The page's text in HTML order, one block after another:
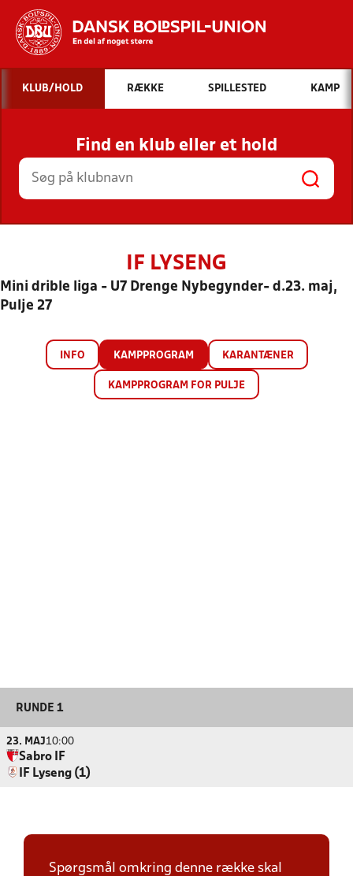
Hvad vil du søge efter?
INDHOLD OG NYHEDER
STILLINGER, RESULTATER, KLUBBER OG
HOLD
KLUB/HOLD RÆKKE SPILLESTED KAMP
Find en klub eller et hold
IF LYSENG
Mini drible liga - U7 Drenge Nybegynder- d.23. maj,
Pulje 27
INFO KAMPPROGRAM KARANTÆNER
KAMPPROGRAM FOR PULJE
RUNDE 1
23. MAJ10:00
Sabro IF
IF Lyseng (1)
Spørgsmål omkring denne række skal